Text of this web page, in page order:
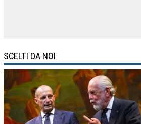
SCELTI DA NOI